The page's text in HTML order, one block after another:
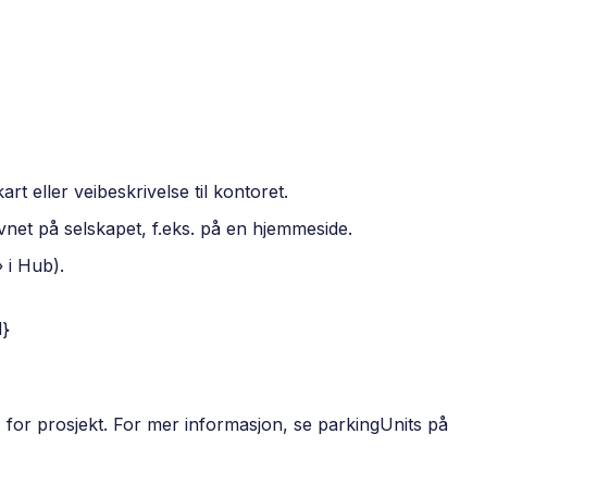
eller veibeskrivelse til kontoret.
på selskapet, f.eks. på en hjemmeside.
i Hub).
prosjekt. For mer informasjon, se parkingUnits på